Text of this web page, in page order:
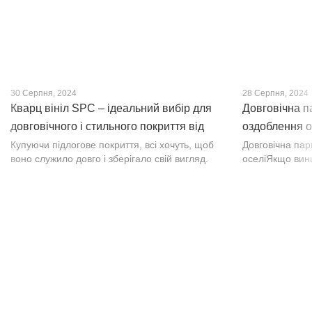
30 Серпня, 2024
Кварц вініл SPC – ідеальний вибір для
довговічного і стильного покриття від
PROFLOOR
Купуючи підлогове покриття, всі хочуть, щоб
воно служило довго і зберігало свій вигляд.
28 Серпня, 2024
Довговічна
оздоблення
Довговічна
оселіЯкщо